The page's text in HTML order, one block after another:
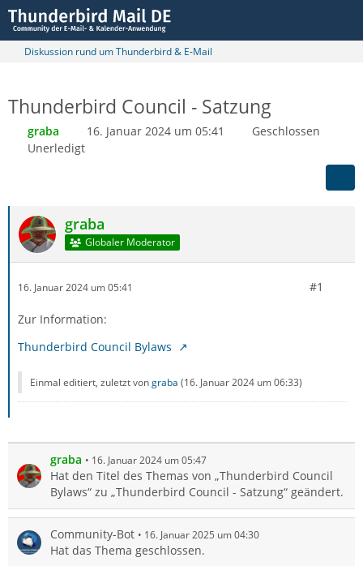
Diskussion rund um Thunderbird & E-Mail
Thunderbird Council - Satzung
graba 16. Januar 2024 um 05:41
Geschlossen
Unerledigt
graba
Globaler Moderator
16. Januar 2024 um 05:41 #1
Zur Information:
Thunderbird Council Bylaws
Einmal editiert, zuletzt vongraba (16. Januar 2024 um 06:33)
graba 16. Januar 2024 um 05:47
Hat den Titel des Themas von „Thunderbird Council
Bylaws“ zu „Thunderbird Council - Satzung“ geändert.
Community-Bot 16. Januar 2025 um 04:30
Hat das Thema geschlossen.